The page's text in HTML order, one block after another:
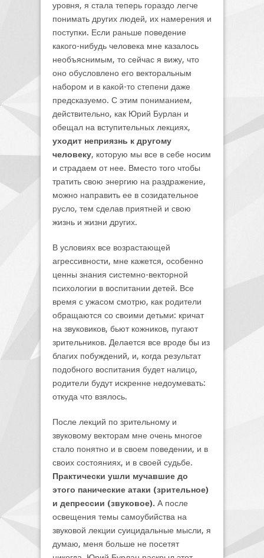
уровня, я стала теперь гораздо легче
понимать других людей, их намерения и
поступки. Если раньше поведение
какого-нибудь человека мне казалось
необъяснимым, то сейчас я вижу, что
оно обусловлено его векторальным
набором и в какой-то степени даже
предсказуемо. С этим пониманием,
действительно, как Юрий Бурлан и
обещал на вступительных лекциях,
уходит неприязнь к другому
человеку, которую мы все в себе носим
и страдаем от нее. Вместо того чтобы
тратить свою энергию на раздражение,
можно направить ее в созидательное
русло, тем сделав приятней и свою
жизнь и жизни других.
В условиях все возрастающей
агрессивности, мне кажется, особенно
ценны знания системно-векторной
психологии в воспитании детей. Все
время с ужасом смотрю, как родители
обращаются со своими детьми: кричат
на звуковиков, бьют кожников, пугают
зрительников. Делается все вроде бы из
благих побуждений, и, когда результат
подобного воспитания будет налицо,
родители будут искренне недоумевать:
откуда что взялось.
После лекций по зрительному и
звуковому векторам мне очень многое
стало понятно и в своем поведении, и в
своих состояниях, и в своей судьбе.
Практически ушли мучавшие до
этого панические атаки (зрительное)
и депрессии (звуковое). А после
освещения темы самоубийства на
звуковой лекции суицидальные мысли, я
думаю, меня больше не посетят